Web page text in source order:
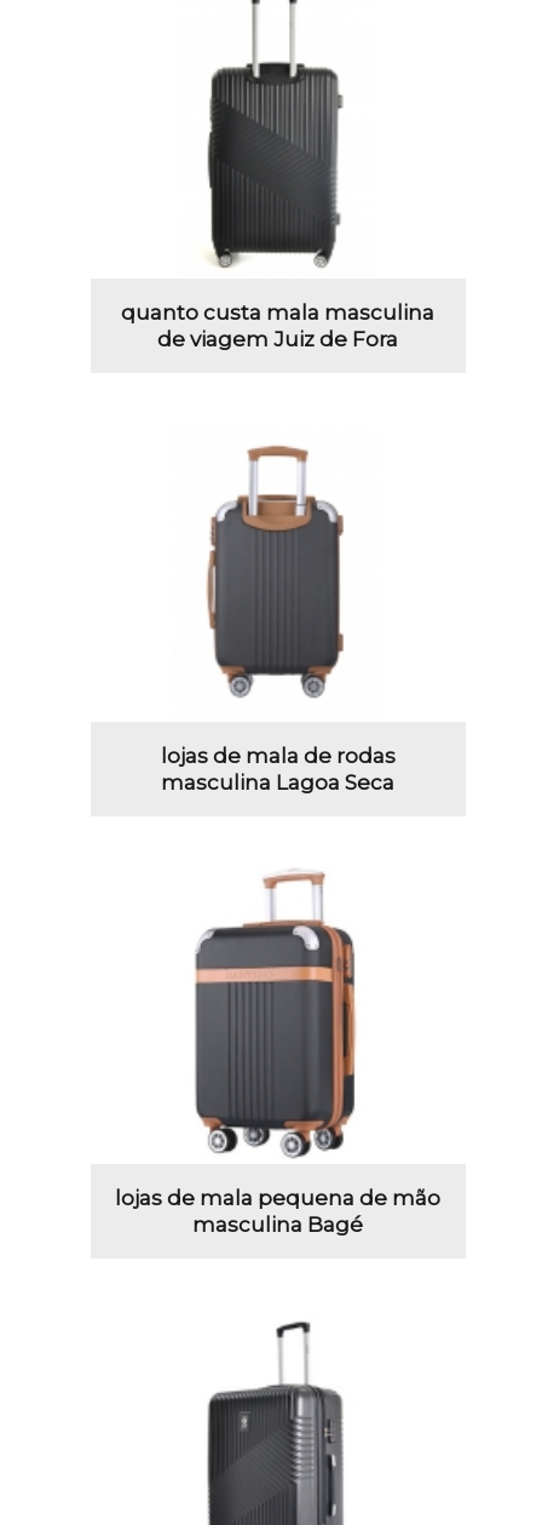
quanto custa mala masculina
de viagem Juiz de Fora
lojas de mala de rodas
masculina Lagoa Seca
lojas de mala pequena de mão
masculina Bagé